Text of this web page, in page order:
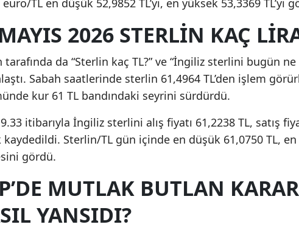
TL en düşük 52,9852 TL’yi, en yüksek 53,3369 TL’yi
2026 STERLIN KAÇ
tarafında da “Sterlin kaç TL?” ve “İngiliz sterlini bugün ne
Sabah saatlerinde sterlin 61,4964 TL’den işlem
kur 61 TL bandındaki seyrini sürdürdü.
itibarıyla İngiliz sterlini alış fiyatı 61,2238 TL, satış
kaydedildi. Sterlin/TL gün içinde en düşük 61,0750 TL, en
gördü.
MUTLAK BUTLAN
YANSIDI?